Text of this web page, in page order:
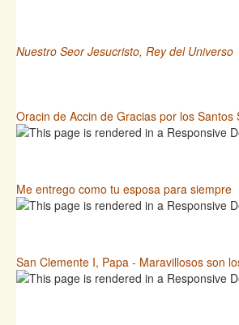
Nuestro Seor Jesucristo, Rey del Universo
Oracin de Accin de Gracias por los Santos
Me entrego como tu esposa para siempre
San Clemente I, Papa - Maravillosos son